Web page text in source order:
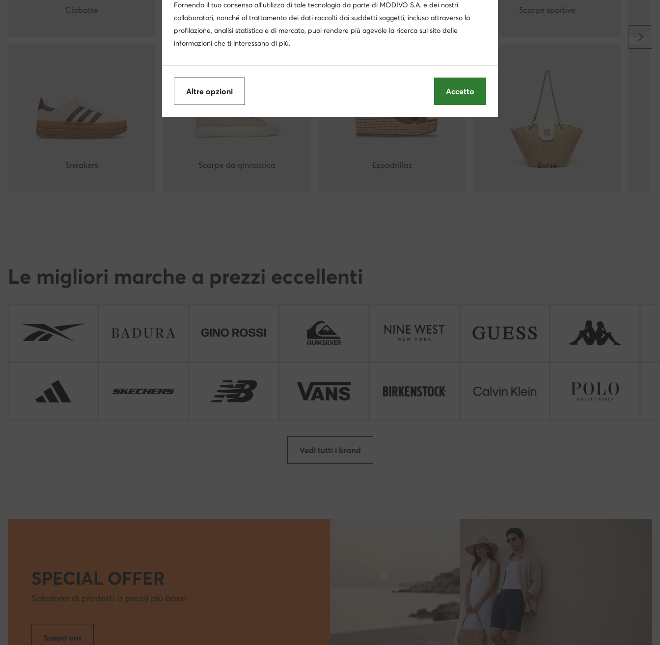
Ciabatte
Sneakers
Sandali
Scarpe da ginnastica
Ballerine e scarpe basse
Espadrillas
Scarpe sportive
Borse
Le migliori marche a prezzi eccellenti
Vedi tutti i brand
SPECIAL OFFER
Selezione di prodotti a prezzi più bassi
Scopri ora
Fornendo il tuo consenso all’utilizzo di tale tecnologia da parte di MODIVO S.A. e dei nostri
collaboratori, nonché al trattamento dei dati raccolti dai suddetti soggetti, incluso attraverso la
profilazione, analisi statistica e di mercato, puoi rendere più agevole la ricerca sul sito delle
informazioni che ti interessano di più.
Altre opzioni Accetto